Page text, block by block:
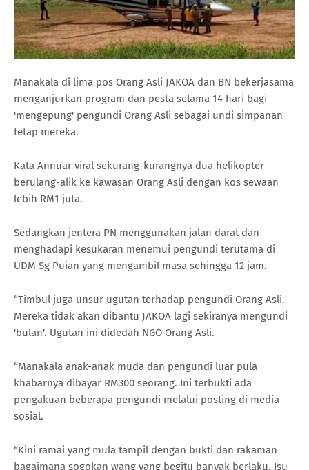
Manakala di lima pos Orang Asli JAKOA dan BN bekerjasama
menganjurkan program dan pesta selama 14 hari bagi
'mengepung' pengundi Orang Asli sebagai undi simpanan
tetap mereka.
Kata Annuar viral sekurang-kurangnya dua helikopter
berulang-alik ke kawasan Orang Asli dengan kos sewaan
lebih RM1 juta.
Sedangkan jentera PN menggunakan jalan darat dan
menghadapi kesukaran menemui pengundi terutama di
UDM Sg Puian yang mengambil masa sehingga 12 jam.
“Timbul juga unsur ugutan terhadap pengundi Orang Asli.
Mereka tidak akan dibantu JAKOA lagi sekiranya mengundi
'bulan'. Ugutan ini didedah NGO Orang Asli.
“Manakala anak-anak muda dan pengundi luar pula
khabarnya dibayar RM300 seorang. Ini terbukti ada
pengakuan beberapa pengundi melalui posting di media
sosial.
“Kini ramai yang mula tampil dengan bukti dan rakaman
bagaimana sogokan wang yang begitu banyak berlaku. Isu